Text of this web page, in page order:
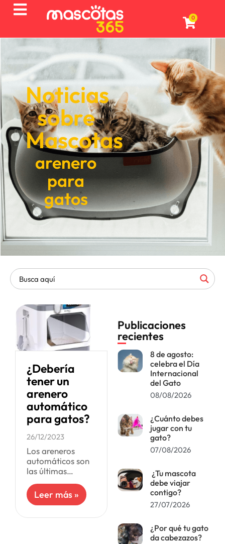
0
Noticias
sobre
Mascotas
arenero
para
gatos
¿Debería
tener un
arenero
automático
para gatos?
26/12/2023
Los areneros
automáticos son
las últimas
productos para
gatos. Son ideales
que pasan mucho
Leer más »
Publicaciones
recientes
8 de agosto:
celebra el Día
Internacional
del Gato
08/08/2026
¿Cuánto debes
jugar con tu
gato?
07/08/2026
¿Tu mascota
debe viajar
contigo?
27/07/2026
¿Por qué tu gato
da cabezazos?